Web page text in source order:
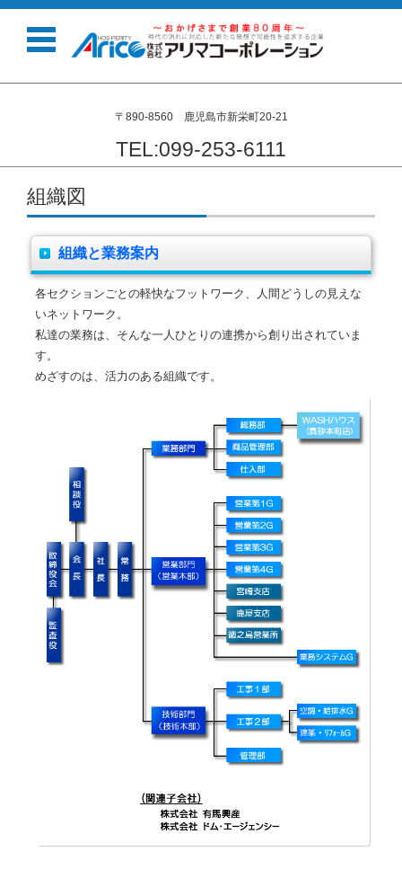
〒890-8560 鹿児島市新栄町20-21
TEL:099-253-6111
コンテンツに移動
組織図
組織と業務案内
各セクションごとの軽快なフットワーク、人間どうしの見えな
いネットワーク。
私達の業務は、そんな一人ひとりの連携から創り出されていま
す。
めざすのは、活力のある組織です。